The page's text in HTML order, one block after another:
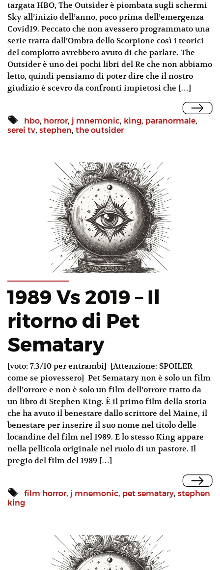
targata HBO, The Outsider è piombata sugli schermi
Sky all’inizio dell’anno, poco prima dell’emergenza
Covid19. Peccato che non avessero programmato una
serie tratta dall’Ombra dello Scorpione così i teorici
del complotto avrebbero avuto di che parlare. The
Outsider è uno dei pochi libri del Re che non abbiamo
letto, quindi pensiamo di poter dire che il nostro
giudizio è scevro da confronti impietosi che […]
hbo, horror, j mnemonic, king, paranormale,
serei tv, stephen, the outsider
1989 Vs 2019 – Il
ritorno di Pet
Sematary
[voto: 7.3/10 per entrambi] [Attenzione: SPOILER
come se piovessero] Pet Sematary non è solo un film
dell’orrore e non è solo un film dell’orrore tratto da
un libro di Stephen King. È il primo film della storia
che ha avuto il benestare dallo scrittore del Maine, il
benestare per inserire il suo nome nel titolo delle
locandine del film nel 1989. E lo stesso King appare
nella pellicola originale nel ruolo di un pastore. Il
pregio del film del 1989 […]
film horror, j mnemonic, pet sematary, stephen
king